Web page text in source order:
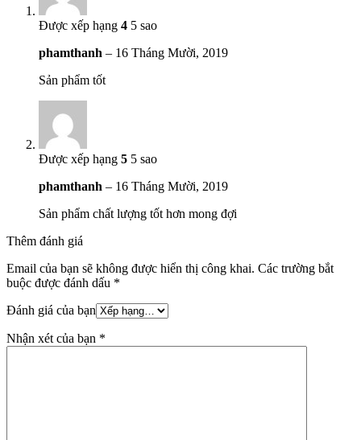
Được xếp hạng 4 5 sao
phamthanh – 16 Tháng Mười, 2019
Sản phẩm tốt
Được xếp hạng 5 5 sao
phamthanh – 16 Tháng Mười, 2019
Sản phẩm chất lượng tốt hơn mong đợi
Thêm đánh giá
Email của bạn sẽ không được hiển thị công khai. Các trường bắt
buộc được đánh dấu *
Đánh giá của bạn
Nhận xét của bạn *